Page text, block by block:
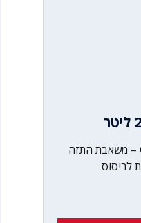
משאבת התזה ידנית דגם G.A.B 2.0 – משאבת התזה
לריסוס